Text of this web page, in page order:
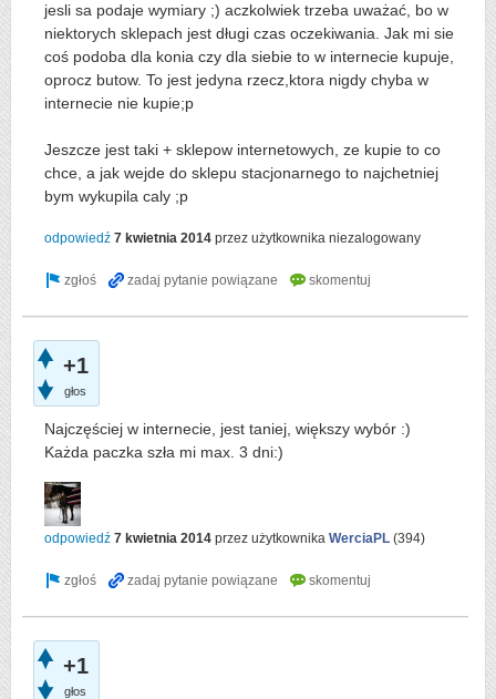
jesli sa podaje wymiary ;) aczkolwiek trzeba uważać, bo w
niektorych sklepach jest długi czas oczekiwania. Jak mi sie
coś podoba dla konia czy dla siebie to w internecie kupuje,
oprocz butow. To jest jedyna rzecz,ktora nigdy chyba w
internecie nie kupie;p
Jeszcze jest taki + sklepow internetowych, ze kupie to co
chce, a jak wejde do sklepu stacjonarnego to najchetniej
bym wykupila caly ;p
odpowiedź 7 kwietnia 2014 przez użytkownika niezalogowany
+1
głos
Najczęściej w internecie, jest taniej, większy wybór :)
Każda paczka szła mi max. 3 dni:)
odpowiedź 7 kwietnia 2014 przez użytkownika WerciaPL (394)
+1
głos